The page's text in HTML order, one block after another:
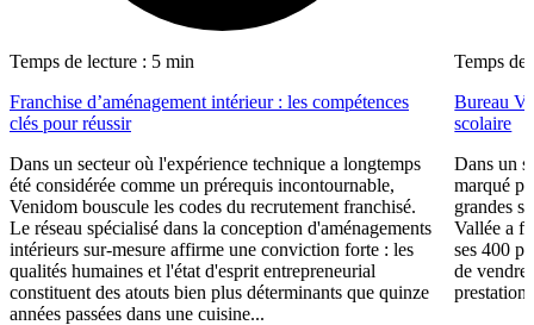
Temps de lecture : 5 min
Franchise d’aménagement intérieur : les compétences
clés pour réussir
Dans un secteur où l'expérience technique a longtemps
été considérée comme un prérequis incontournable,
Venidom bouscule les codes du recrutement franchisé.
Le réseau spécialisé dans la conception d'aménagements
intérieurs sur-mesure affirme une conviction forte : les
qualités humaines et l'état d'esprit entrepreneurial
constituent des atouts bien plus déterminants que quinze
années passées dans une cuisine...
Temps de
Bureau
scolaire
Dans un
marqué
grandes
Vallée a
ses 400
de vendre